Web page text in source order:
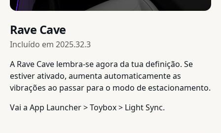
Rave Cave
Incluído em 2025.32.3
A Rave Cave lembra-se agora da tua definição. Se
estiver ativado, aumenta automaticamente as
vibrações ao passar para o modo de estacionamento.
Vai a App Launcher > Toybox > Light Sync.